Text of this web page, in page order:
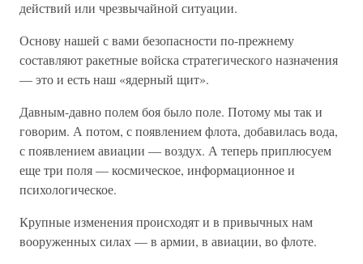
действий или чрезвычайной ситуации.
Основу нашей с вами безопасности по-прежнему
составляют ракетные войска стратегического назначения
— это и есть наш «ядерный щит».
Давным-давно полем боя было поле. Потому мы так и
говорим. А потом, с появлением флота, добавилась вода,
с появлением авиации — воздух. А теперь приплюсуем
еще три поля — космическое, информационное и
психологическое.
Крупные изменения происходят и в привычных нам
вооруженных силах — в армии, в авиации, во флоте.